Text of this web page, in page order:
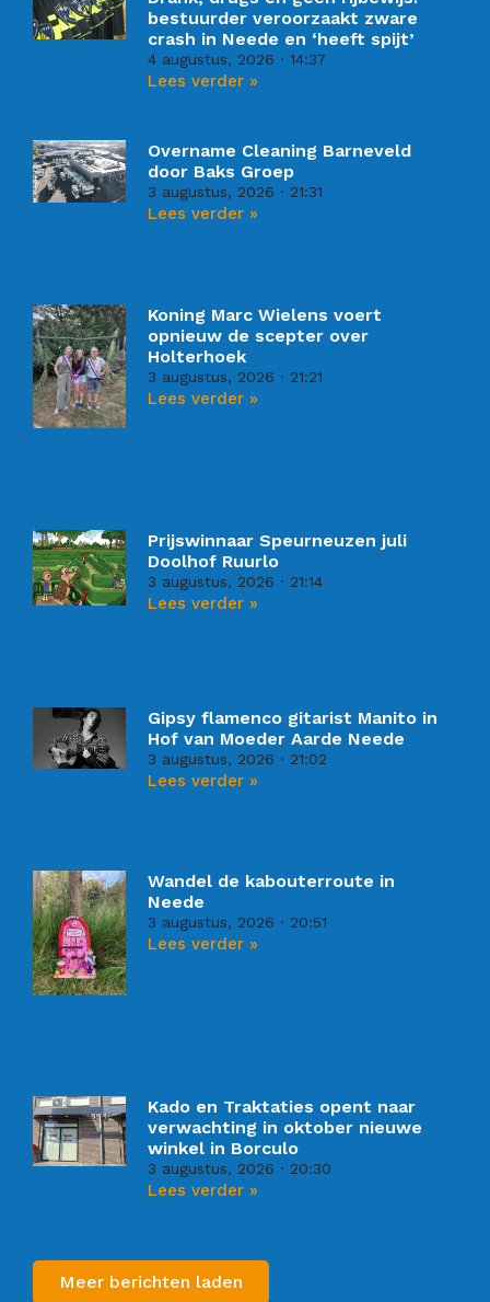
bestuurder veroorzaakt zware
crash in Neede en ‘heeft spijt’
4 augustus, 2026 14:37
Lees verder »
Overname Cleaning Barneveld
door Baks Groep
3 augustus, 2026 21:31
Lees verder »
Koning Marc Wielens voert
opnieuw de scepter over
Holterhoek
3 augustus, 2026 21:21
Lees verder »
Prijswinnaar Speurneuzen juli
Doolhof Ruurlo
3 augustus, 2026 21:14
Lees verder »
Gipsy flamenco gitarist Manito in
Hof van Moeder Aarde Neede
3 augustus, 2026 21:02
Lees verder »
Wandel de kabouterroute in
Neede
3 augustus, 2026 20:51
Lees verder »
Kado en Traktaties opent naar
verwachting in oktober nieuwe
winkel in Borculo
3 augustus, 2026 20:30
Lees verder »
Meer berichten laden